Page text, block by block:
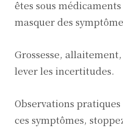
êtes sous
masquer des
Grossesse,
lever les incertitudes.
Observations
ces symptômes,